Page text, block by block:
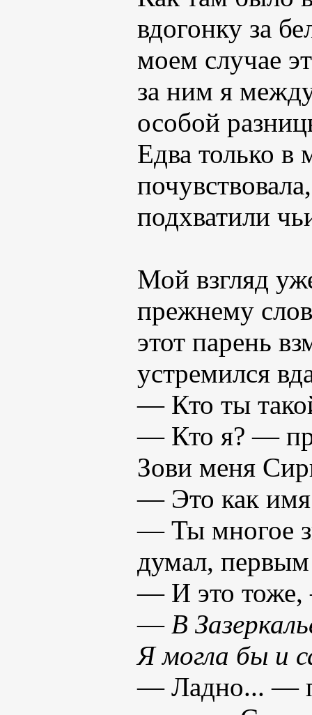
вдогонку за
моем случае
за ним я
особой
Едва только в
подхватили
Мой взгляд
прежнему
этот парень
устремился
— Кто ты
— Кто я? —
Зови меня
— Это как имя
— Ты многое
думал,
— И это тоже,
— В
Я могла бы и
— Ладно... —